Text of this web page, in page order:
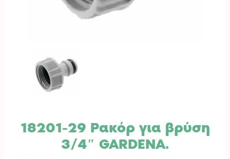
18201-29 Ρακόρ για βρύση
3/4″ GARDENA.